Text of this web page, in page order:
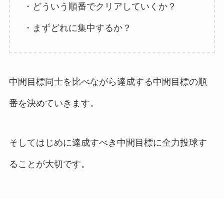
・どういう順番でクリアしていくか？
・まずどれに集中するか？
中間目標同士を比べながら達成する中間目標の順
番を決めていきます。
そしてはじめに達成すべき中間目標に全力投球す
ることが大切です。